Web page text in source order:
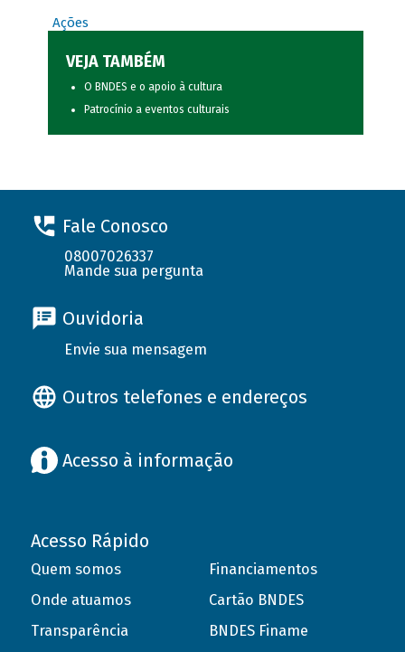
Ações
VEJA TAMBÉM
O BNDES e o apoio à cultura
Patrocínio a eventos culturais
Fale Conosco
08007026337
Mande sua pergunta
Ouvidoria
Envie sua mensagem
Outros telefones e endereços
Acesso à informação
Acesso Rápido
Quem somos
Onde atuamos
Transparência
Financiamentos
Cartão BNDES
BNDES Finame